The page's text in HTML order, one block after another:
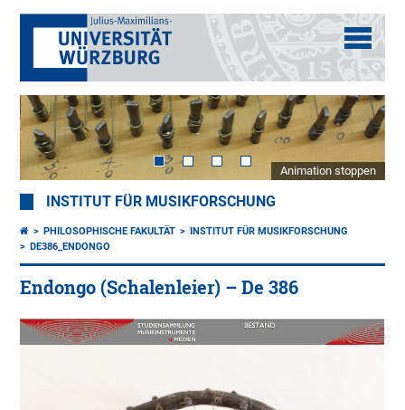
Animation stoppen
INSTITUT FÜR MUSIKFORSCHUNG
PHILOSOPHISCHE FAKULTÄT
INSTITUT FÜR MUSIKFORSCHUNG
DE386_ENDONGO
Endongo (Schalenleier) – De 386